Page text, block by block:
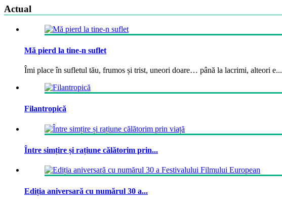
Actual
Mă pierd la tine-n suflet
Îmi place în sufletul tău, frumos și trist, uneori doare… până la lacrimi, alteori e...
Filantropică
Între simțire și rațiune călătorim prin...
Ediția aniversară cu numărul 30 a...